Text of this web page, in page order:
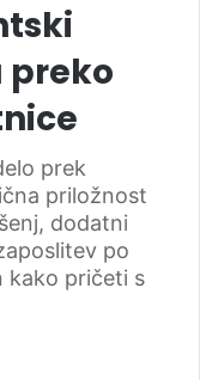
preko
prek
priložnost
dodatni
po
kako pričeti s